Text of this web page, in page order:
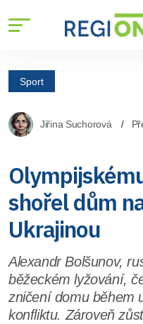
Sport
Jiřina Suchorová
shořel dům
Ukrajinou
Alexandr Bolšunov,
běžeckém lyžování,
zničení domu během
konfliktu. Zároveň